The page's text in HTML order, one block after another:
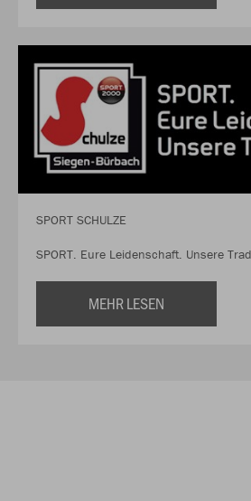
SPORT SCHULZE
SPORT. Eure Leidenschaft. Unsere
MEHR LESEN